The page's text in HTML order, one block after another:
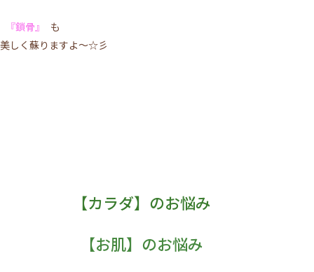
『鎖骨』
も
美しく蘇りますよ～☆彡
【カラダ】のお悩み
【お肌】のお悩み